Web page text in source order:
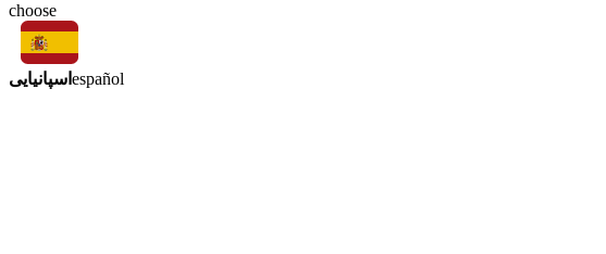
choose
اسپانیایی español